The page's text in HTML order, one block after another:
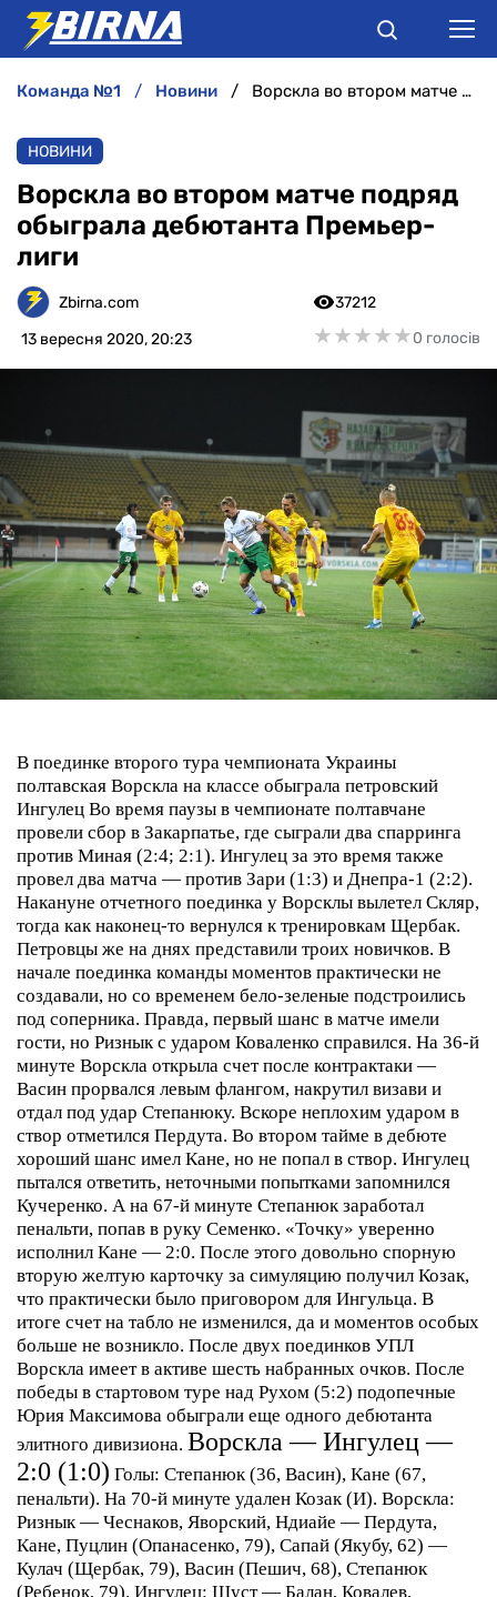
АНАЛІТИКА
ІНТЕРВ'Ю
РІЗНЕ
БУКМЕКЕРИ
команда №1 новини Ворскла во втором матче подряд обыграла дебютанта Премьер-лиги
НОВИНИ
Ворскла во втором матче подряд
обыграла дебютанта Премьер-
лиги
Zbirna.com
13 вересня 2020, 20:23
37212
★★★★★
★★★★★0 голосів
В поединке второго тура чемпионата Украины
полтавская Ворскла на классе обыграла петровский
Ингулец Во время паузы в чемпионате полтавчане
провели сбор в Закарпатье, где сыграли два спарринга
против Миная (2:4; 2:1). Ингулец за это время также
провел два матча — против Зари (1:3) и Днепра-1 (2:2).
Накануне отчетного поединка у Ворсклы вылетел Скляр,
тогда как наконец-то вернулся к тренировкам Щербак.
Петровцы же на днях представили троих новичков. В
начале поединка команды моментов практически не
создавали, но со временем бело-зеленые подстроились
под соперника. Правда, первый шанс в матче имели
гости, но Ризнык с ударом Коваленко справился. На 36-й
минуте Ворскла открыла счет после контрактаки —
Васин прорвался левым флангом, накрутил визави и
отдал под удар Степанюку. Вскоре неплохим ударом в
створ отметился Пердута. Во втором тайме в дебюте
хороший шанс имел Кане, но не попал в створ. Ингулец
пытался ответить, неточными попытками запомнился
Кучеренко. А на 67-й минуте Степанюк заработал
пенальти, попав в руку Семенко. «Точку» уверенно
исполнил Кане — 2:0. После этого довольно спорную
вторую желтую карточку за симуляцию получил Козак,
что практически было приговором для Ингульца. В
итоге счет на табло не изменился, да и моментов особых
больше не возникло. После двух поединков УПЛ
Ворскла имеет в активе шесть набранных очков. После
победы в стартовом туре над Рухом (5:2) подопечные
Юрия Максимова обыграли еще одного дебютанта
элитного дивизиона. Ворскла — Ингулец —
2:0 (1:0) Голы: Степанюк (36, Васин), Кане (67,
пенальти). На 70-й минуте удален Козак (И). Ворскла:
Ризнык — Чеснаков, Яворский, Ндиайе — Пердута,
Кане, Пуцлин (Опанасенко, 79), Сапай (Якубу, 62) —
Кулач (Щербак, 79), Васин (Пешич, 68), Степанюк
(Ребенок, 79). Ингулец: Шуст — Балан, Ковалев,